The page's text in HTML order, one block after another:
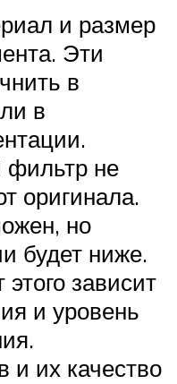
и размер
Эти
в
в
фильтр не
оригинала.
но
будет ниже.
зависит
и уровень
и их качество